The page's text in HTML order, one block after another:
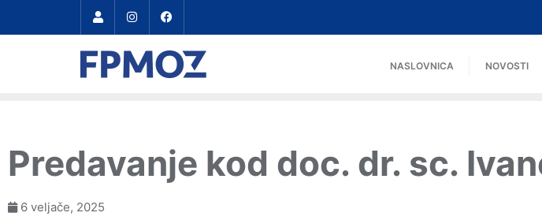
NASLOVNICA NOVOSTI
Predavanje kod doc. dr. sc.
6 veljače, 2025